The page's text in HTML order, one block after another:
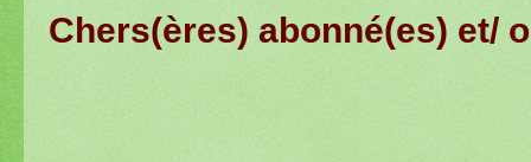
Chers(ères) abonné(es) et/